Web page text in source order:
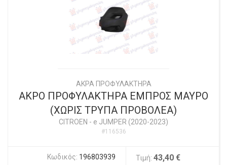
ΑΚΡΑ ΠΡΟΦΥΛΑΚΤΗΡΑ
ΑΚΡΟ ΠΡΟΦΥΛΑΚΤΗΡΑ ΕΜΠΡΟΣ ΜΑΥΡΟ
(ΧΩΡΙΣ ΤΡΥΠΑ ΠΡΟΒΟΛΕΑ)
CITROEN - e JUMPER (2020-2023)
#116536
Κωδικός: 196803939 Τιμή: 43,40 €